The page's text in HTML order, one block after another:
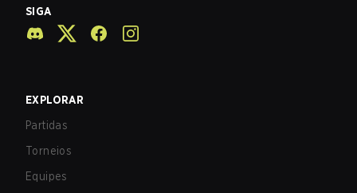
SIGA
EXPLORAR
Partidas
Torneios
Equipes